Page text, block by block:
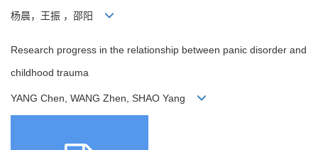
杨晨，王振 ，邵阳
Research progress in the relationship between panic disorder and
childhood trauma
YANG Chen, WANG Zhen, SHAO Yang